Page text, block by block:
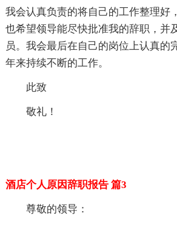
我会认真负责的将自己的工作整理好
也希望领导能尽快批准我的辞职，并
员。我会最后在自己的岗位上认真的
年来持续不断的工作。
此致
敬礼！
酒店个人原因辞职报告 篇3
尊敬的领导：